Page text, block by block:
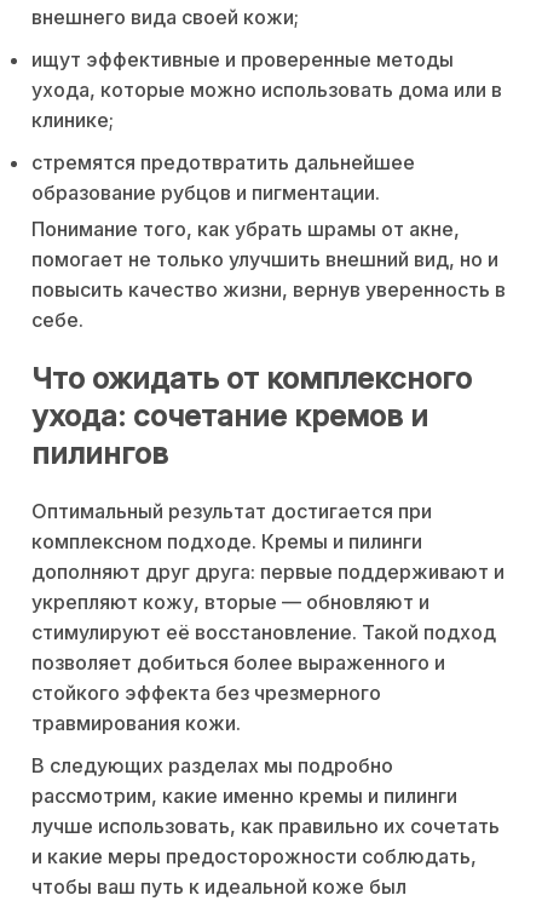
внешнего вида своей кожи;
ищут эффективные и проверенные методы
ухода, которые можно использовать дома или в
клинике;
стремятся предотвратить дальнейшее
образование рубцов и пигментации.
Понимание того, как убрать шрамы от акне,
помогает не только улучшить внешний вид, но и
повысить качество жизни, вернув уверенность в
себе.
Что ожидать от комплексного
ухода: сочетание кремов и
пилингов
Оптимальный результат достигается при
комплексном подходе. Кремы и пилинги
дополняют друг друга: первые поддерживают и
укрепляют кожу, вторые — обновляют и
стимулируют её восстановление. Такой подход
позволяет добиться более выраженного и
стойкого эффекта без чрезмерного
травмирования кожи.
В следующих разделах мы подробно
рассмотрим, какие именно кремы и пилинги
лучше использовать, как правильно их сочетать
и какие меры предосторожности соблюдать,
чтобы ваш путь к идеальной коже был